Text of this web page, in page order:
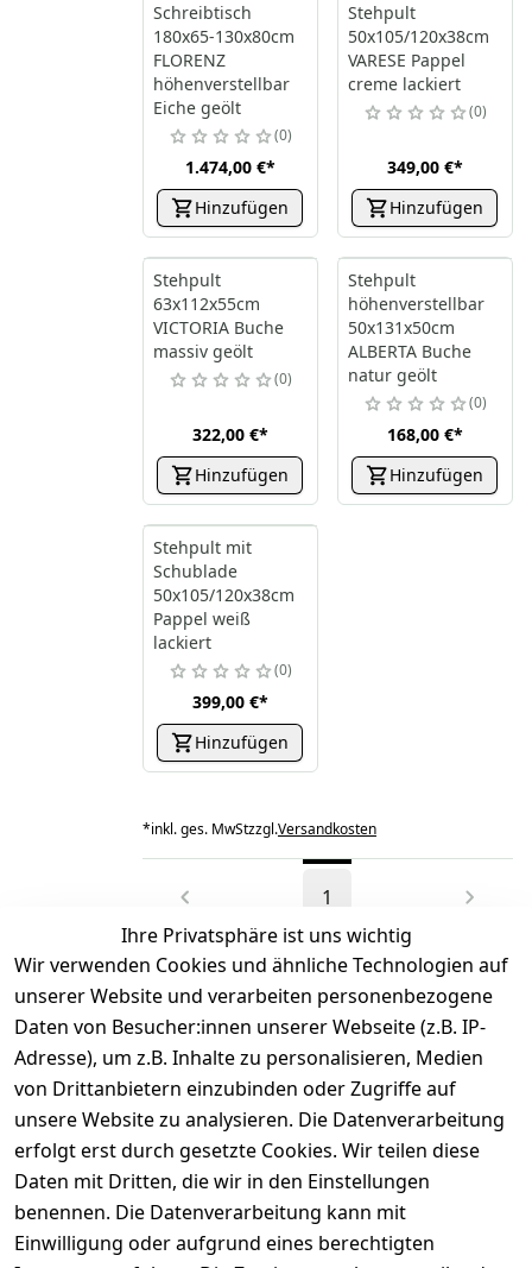
Schreibtisch
180x65-130x80cm
FLORENZ
höhenverstellbar
Eiche geölt
0
1.474,00 €*
Hinzufügen
Stehpult
50x105/120x38cm
VARESE Pappel
creme lackiert
0
349,00 €*
Hinzufügen
Stehpult
63x112x55cm
VICTORIA Buche
massiv geölt
0
322,00 €*
Hinzufügen
Stehpult
höhenverstellbar
50x131x50cm
ALBERTA Buche
natur geölt
0
168,00 €*
Hinzufügen
Stehpult mit
Schublade
50x105/120x38cm
Pappel weiß
lackiert
0
399,00 €*
Hinzufügen
*inkl. ges. MwStzzgl.Versandkosten
1
Ihre Privatsphäre ist uns wichtig
Wir verwenden Cookies und ähnliche Technologien auf
unserer Website und verarbeiten personenbezogene
Daten von Besucher:innen unserer Webseite (z.B. IP-
Adresse), um z.B. Inhalte zu personalisieren, Medien
von Drittanbietern einzubinden oder Zugriffe auf
unsere Website zu analysieren. Die Datenverarbeitung
erfolgt erst durch gesetzte Cookies. Wir teilen diese
Daten mit Dritten, die wir in den Einstellungen
benennen. Die Datenverarbeitung kann mit
Einwilligung oder aufgrund eines berechtigten
Rechtliches
AGB
Impressum
Datenschutze
rklärung
Über uns
Kontakt
Registrieren
Kataloge zum
Download
Wir
versenden
mit
Zahle
bequem per